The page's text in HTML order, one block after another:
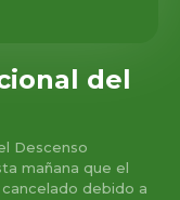
del
Descenso
mañana que el
debido a